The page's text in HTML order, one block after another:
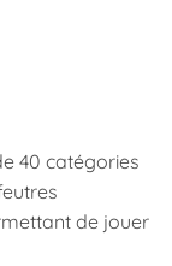
40 catégories
de jouer